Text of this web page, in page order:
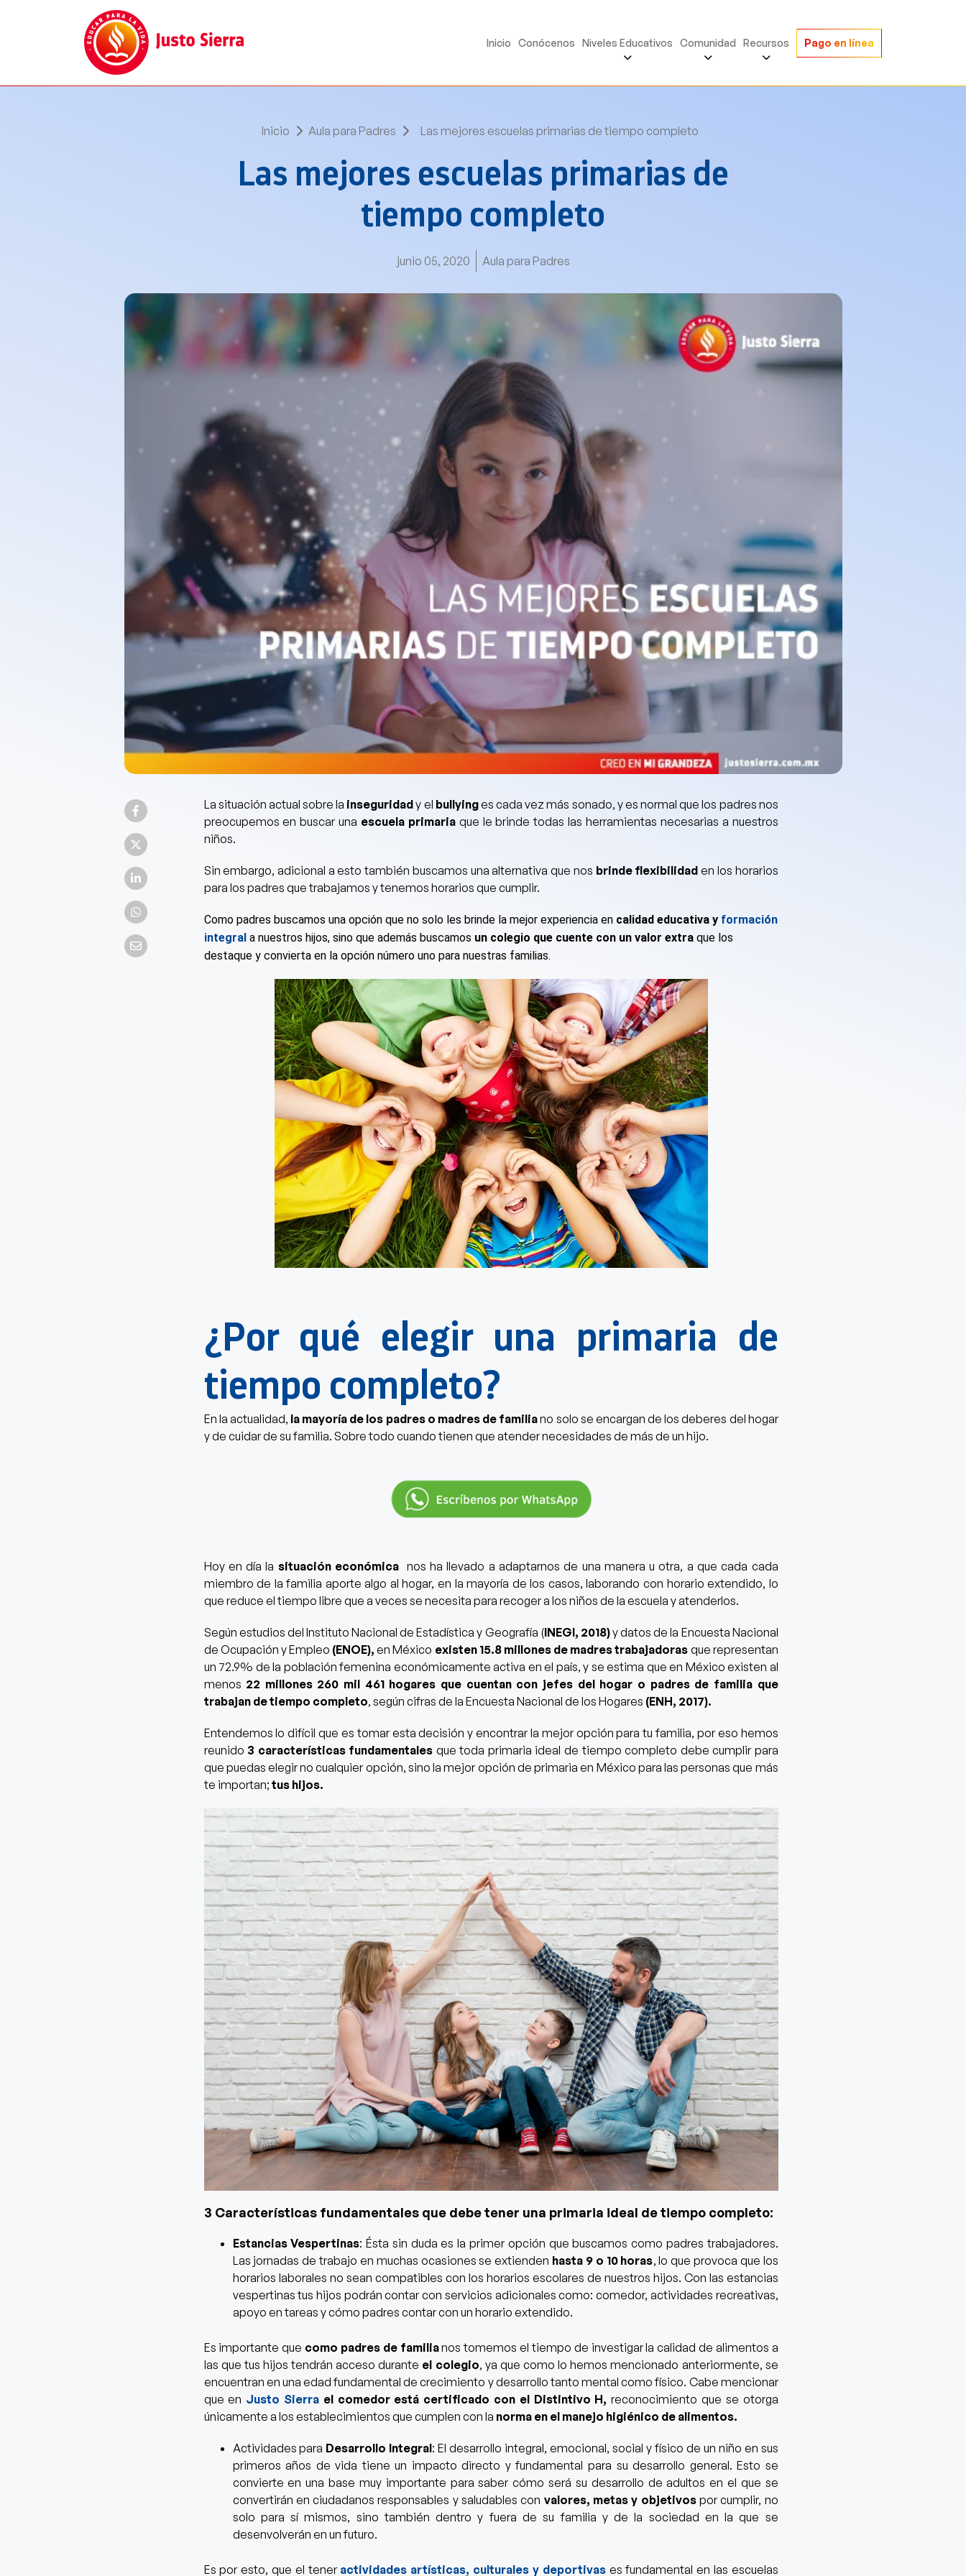
Inicio Conócenos Niveles Educativos Comunidad Recursos Pago en línea
Inicio Aula para Padres Las mejores escuelas primarias de tiempo completo
Las mejores escuelas primarias de
tiempo completo
junio 05, 2020 Aula para Padres
La situación actual sobre la inseguridady el bullyinges cada vez más sonado, y es normal quelos padres nos
preocupemos en buscar una escuela primariaque le brinde todas las herramientas necesarias a nuestros
niños.
Sin embargo, adicional a esto también buscamos una alternativa que nos brinde flexibilidaden los horarios
para los padres que trabajamos y tenemos horarios que cumplir.
Como padres buscamos una opción que no solo les brinde la mejor experiencia en calidad educativa y formación
integral a nuestros hijos,sino que además buscamos un colegio que cuente con un valor extraque los
destaque y convierta en la opción número uno para nuestras familias.
¿Por qué elegir una primaria de
tiempo completo?
En la actualidad, la mayoría de los padres o madres de familiano solo se encargan de los deberes del hogar
y de cuidar de su familia. Sobre todo cuando tienen que atender necesidades de más de un hijo.
Hoy en día la situación económica nos ha llevado a adaptarnos de una manera u otra, a que cada cada
miembro de la familia aporte algo al hogar,en la mayoría de los casos, laborando con horario extendido, lo
que reduce el tiempo libre que a veces se necesita para recoger a los niños de la escuela y atenderlos.
Según estudios del Instituto Nacional de Estadística y Geografía (INEGI, 2018)y datos de la Encuesta Nacional
de Ocupación y Empleo (ENOE), en México existen 15.8 millones de madres trabajadoras que representan
un 72.9% de la población femenina económicamente activa en el país,y se estima queen México existen al
menos 22 millones 260 mil 461 hogares que cuentan con jefes del hogar o padres de familia que
trabajan de tiempo completo, según cifras de la Encuesta Nacional de los Hogares (ENH, 2017).
Entendemos lo difícil que es tomar esta decisión y encontrar la mejor opción para tu familia, por eso hemos
reunido 3 características fundamentales que toda primaria ideal de tiempo completo debe cumplir para
que puedas elegir no cualquier opción, sino la mejor opción de primaria en México para las personas que más
te importan; tus hijos.
3 Características fundamentales que debe tener una primaria ideal de tiempo completo:
Estancias Vespertinas: Ésta sin duda es la primer opción que buscamos como padres trabajadores.
Las jornadas de trabajo en muchas ocasiones se extienden hasta 9 o 10 horas, lo que provoca que los
horarios laborales no sean compatibles con los horarios escolares de nuestros hijos. Con las estancias
vespertinas tus hijos podrán contar con servicios adicionales como: comedor, actividades recreativas,
apoyo en tareas y cómo padres contar con un horario extendido.
Es importante que como padres de familianos tomemos el tiempo de investigar la calidad de alimentos a
las que tus hijos tendrán acceso durante el colegio, ya que como lo hemos mencionado anteriormente, se
encuentran en una edad fundamental de crecimiento y desarrollo tanto mental como físico. Cabe mencionar
que en Justo Sierra el comedor está certificado con el Distintivo H, reconocimiento que se otorga
únicamente a los establecimientos que cumplen con la norma en el manejo higiénico de alimentos.
Actividades para Desarrollo Integral: El desarrollo integral, emocional, social y físico de un niño en sus
primeros años de vida tiene un impacto directo y fundamental para su desarrollo general. Esto se
convierte en una base muy importante para saber cómo será su desarrollo de adultos en el que se
convertirán en ciudadanos responsables y saludables con valores, metas y objetivospor cumplir, no
solo para sí mismos, sino también dentro y fuera de su familia y de la sociedad en la que se
desenvolverán en un futuro.
Es por esto, que el tener actividades artísticas, culturales y deportivases fundamental en las escuelas